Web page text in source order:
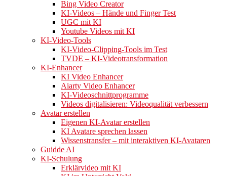
Bing Video Creator
KI-Videos – Hände und Finger Test
UGC mit KI
Youtube Videos mit KI
KI-Video-Tools
KI-Video-Clipping-Tools im Test
TVDE – KI-Videotransformation
KI-Enhancer
KI Video Enhancer
Aiarty Video Enhancer
KI-Videoschnittprogramme
Videos digitalisieren: Videoqualität verbessern
Avatar erstellen
Eigenen KI-Avatar erstellen
KI Avatare sprechen lassen
Wissenstransfer – mit interaktiven KI-Avataren
Guidde AI
KI-Schulung
Erklärvideo mit KI
Händen
Deep Research Analyse von Gemini 2.5
Top-
Empfehlungen:
Die besten KI-
Videogeneratoren